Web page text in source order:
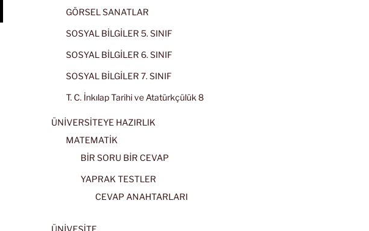
GÖRSEL SANATLAR
SOSYAL BİLGİLER 5. SINIF
SOSYAL BİLGİLER 6. SINIF
SOSYAL BİLGİLER 7. SINIF
T. C. İnkılap Tarihi ve Atatürkçülük 8
ÜNİVERSİTEYE HAZIRLIK
MATEMATİK
BİR SORU BİR CEVAP
YAPRAK TESTLER
CEVAP ANAHTARLARI
ÜNİVESİTE